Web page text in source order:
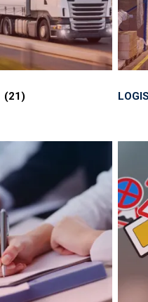
(21)